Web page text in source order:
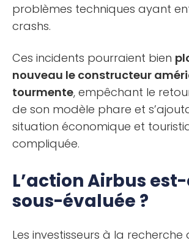
problèmes techniques ayant
crashs.
Ces incidents pourraient bien
nouveau le constructeur
tourmente, empêchant le
de son modèle phare et
situation économique et
compliquée.
L’action Airbus
sous-évaluée ?
Les investisseurs à la recherche